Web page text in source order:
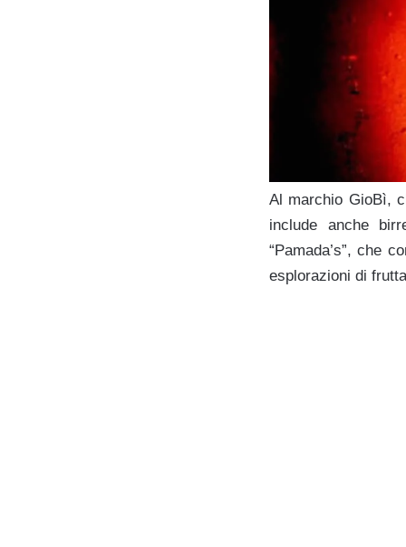
Al marchio GioBì,
include anche
“Pamada’s”, che
esplorazioni di